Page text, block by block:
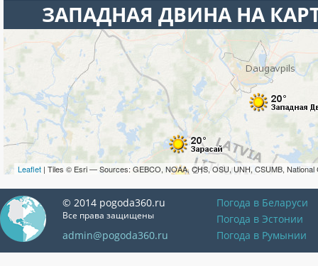
ЗАПАДНАЯ ДВИНА НА
Leaflet | Tiles © Esri — Sources: GEBCO, NOAA, CHS, OSU, UNH, CSUMB, National
© 2014 pogoda360.ru
Все права защищены
admin@pogoda360.ru
Погода в Беларуси
Погода в Эстонии
Погода в Румынии